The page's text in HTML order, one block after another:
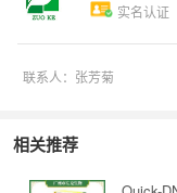
实名认证
联系人： 张芳菊
相关推荐